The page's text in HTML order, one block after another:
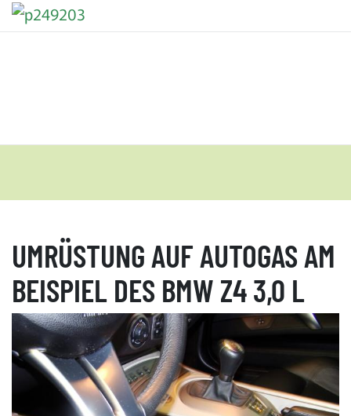
UMRÜSTUNG AUF AUTOGAS AM
BEISPIEL DES BMW Z4 3,0 L